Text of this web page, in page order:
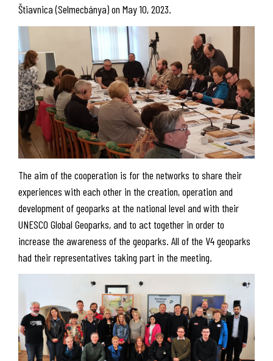
Štiavnica (Selmecbánya) on May 10, 2023.
The aim of the cooperation is for the networks to share their
experiences with each other in the creation, operation and
development of geoparks at the national level and with their
UNESCO Global Geoparks, and to act together in order to
increase the awareness of the geoparks. All of the V4 geoparks
had their representatives taking part in the meeting.